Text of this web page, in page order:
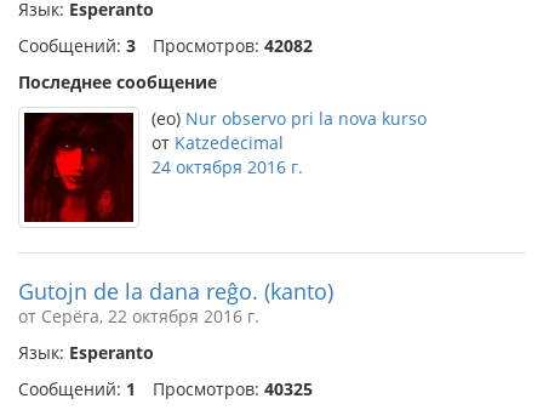
Язык: Esperanto
Сообщений: 3 Просмотров: 42082
Последнее сообщение
(eo) Nur observo pri la nova kurso
от Katzedecimal
24 октября 2016 г.
Gutojn de la dana reĝo. (kanto)
от Серёга, 22 октября 2016 г.
Язык: Esperanto
Сообщений: 1 Просмотров: 40325